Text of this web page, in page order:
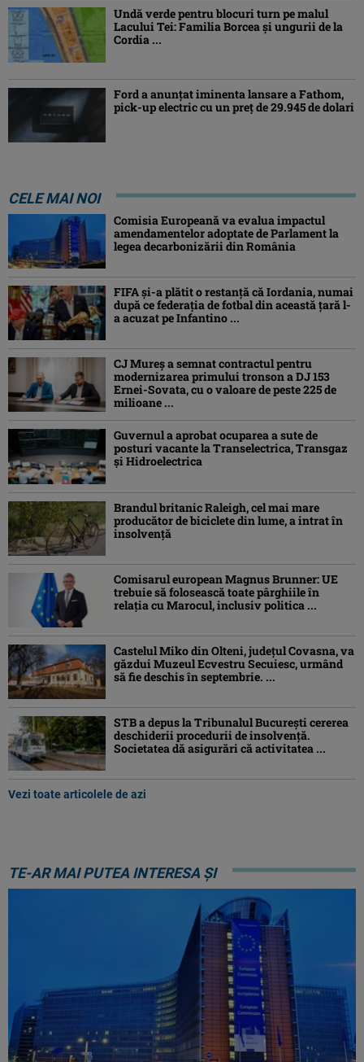
Undă verde pentru blocuri turn pe malul
Lacului Tei: Familia Borcea și ungurii de la
Cordia ...
Ford a anunțat iminenta lansare a Fathom,
pick-up electric cu un preț de 29.945 de dolari
CELE MAI NOI
Comisia Europeană va evalua impactul
amendamentelor adoptate de Parlament la
legea decarbonizării din România
FIFA și-a plătit o restanță că Iordania, numai
după ce federația de fotbal din această țară l-
a acuzat pe Infantino ...
CJ Mureș a semnat contractul pentru
modernizarea primului tronson a DJ 153
Ernei-Sovata, cu o valoare de peste 225 de
milioane ...
Guvernul a aprobat ocuparea a sute de
posturi vacante la Transelectrica, Transgaz
și Hidroelectrica
Brandul britanic Raleigh, cel mai mare
producător de biciclete din lume, a intrat în
insolvență
Comisarul european Magnus Brunner: UE
trebuie să folosească toate pârghiile în
relația cu Marocul, inclusiv politica ...
Castelul Miko din Olteni, județul Covasna, va
găzdui Muzeul Ecvestru Secuiesc, urmând
să fie deschis în septembrie. ...
STB a depus la Tribunalul București cererea
deschiderii procedurii de insolvență.
Societatea dă asigurări că activitatea ...
Vezi toate articolele de azi
TE-AR MAI PUTEA INTERESA ȘI